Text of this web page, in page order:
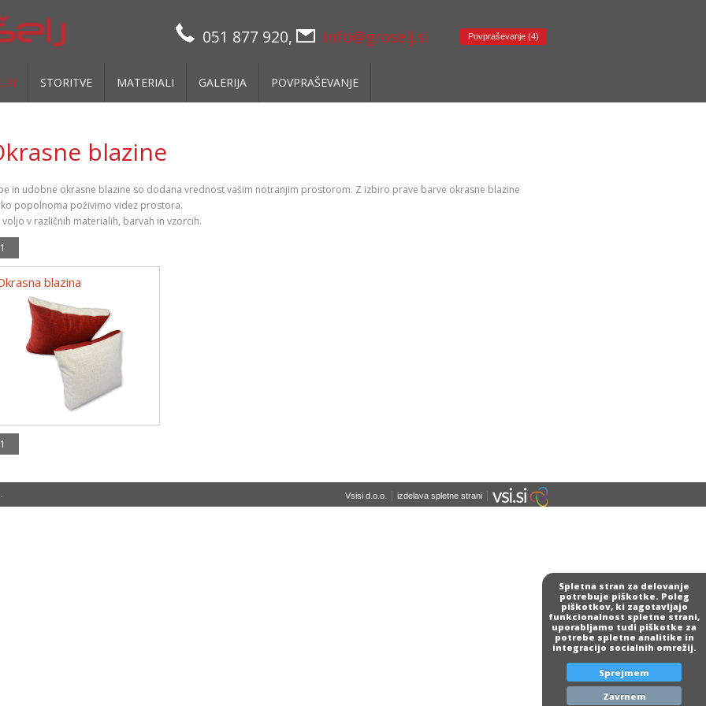
Spletna stran za delovanje
potrebuje piškotke. Poleg
piškotkov, ki zagotavljajo
funkcionalnost spletne strani,
uporabljamo tudi piškotke za
potrebe spletne analitike in
integracijo socialnih omrežij.
Sprejmem
Zavrnem
051 877 920, info@groselj.si Povpraševanje (4)
STORITVE MATERIALI GALERIJA POVPRAŠEVANJE
blazine
in udobne okrasne blazine so dodana vrednost vašim notranjim prostorom. Z izbiro prave barve okrasne blazine
popolnoma poživimo videz prostora.
voljo v različnih materialih, barvah in vzorcih.
1
blazina
1
Vsisi d.o.o. | izdelava spletne strani |